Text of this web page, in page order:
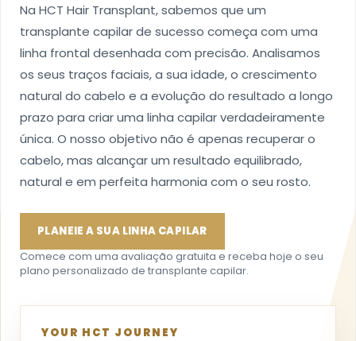
Na HCT Hair Transplant, sabemos que um
transplante capilar de sucesso começa com uma
linha frontal desenhada com precisão. Analisamos
os seus traços faciais, a sua idade, o crescimento
natural do cabelo e a evolução do resultado a longo
prazo para criar uma linha capilar verdadeiramente
única. O nosso objetivo não é apenas recuperar o
cabelo, mas alcançar um resultado equilibrado,
natural e em perfeita harmonia com o seu rosto.
PLANEIE A SUA LINHA CAPILAR
Comece com uma avaliação gratuita e receba hoje o seu
plano personalizado de transplante capilar.
YOUR HCT JOURNEY